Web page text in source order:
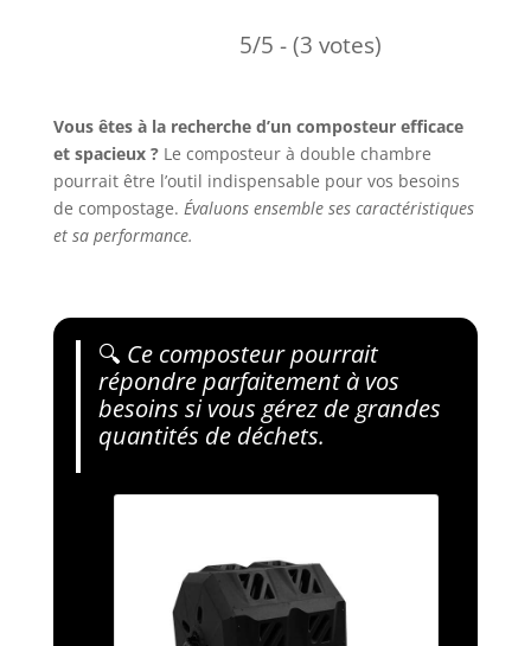
5/5 - (3 votes)
Vous êtes à la recherche d’un composteur efficace
et spacieux ?Le composteur à double chambre
pourrait être l’outil indispensable pour vos besoins
de compostage. Évaluons ensemble ses caractéristiques
et sa performance.
🔍 Ce composteur pourrait
répondre parfaitement à vos
besoins si vous gérez de grandes
quantités de déchets.